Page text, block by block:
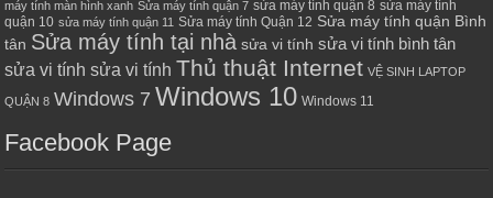
máy tính màn hình xanh Sửa máy tính quận 7 sửa máy tính quận 8 sửa máy tính
quận 10 sửa máy tính quận 11 Sửa máy tính Quận 12 Sửa máy tính quận Bình
tân Sửa máy tính tại nhà sửa vi tính sửa vi tính bình tân
sửa vi tính sửa vi tính Thủ thuật Internet VỆ SINH LAPTOP
QUẬN 8 Windows 7 Windows 10 Windows 11
Facebook Page